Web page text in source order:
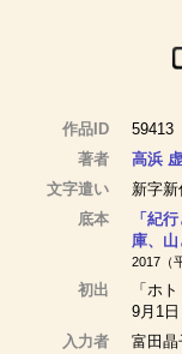
作品ID
59413
著者
高浜
文字遣い
新字新
底本
「紀
庫、
2017（
初出
「ホ
9月1日
入力者
富田晶